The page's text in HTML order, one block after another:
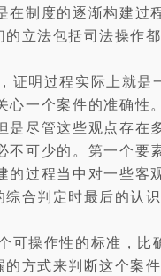
制度的逐渐构建过
立法包括司法操作都
明过程实际上就
一个案件的准确
尽管这些观点存
可少的。第一个
过程当中对一些客
合判定时最后的认识
操作性的标准，
方式来判断这个案